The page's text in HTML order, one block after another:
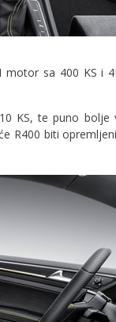
sa 400 KS i
KS, te puno bolje
R400 biti